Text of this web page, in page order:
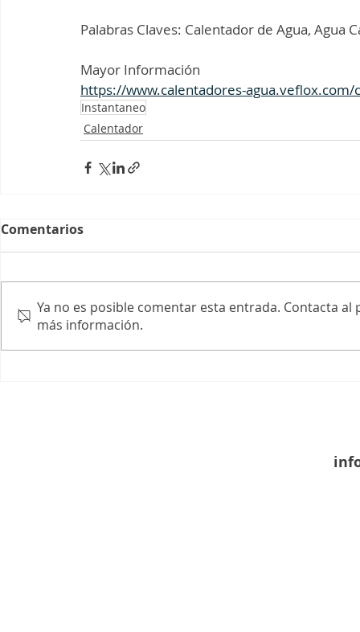
Palabras Claves: Calentador de Agua, Agua
Mayor Información
https://www.calentadores-
Instantaneo
Calentador
Comentarios
Ya no es posible comentar esta entrada. Contacta
más información.